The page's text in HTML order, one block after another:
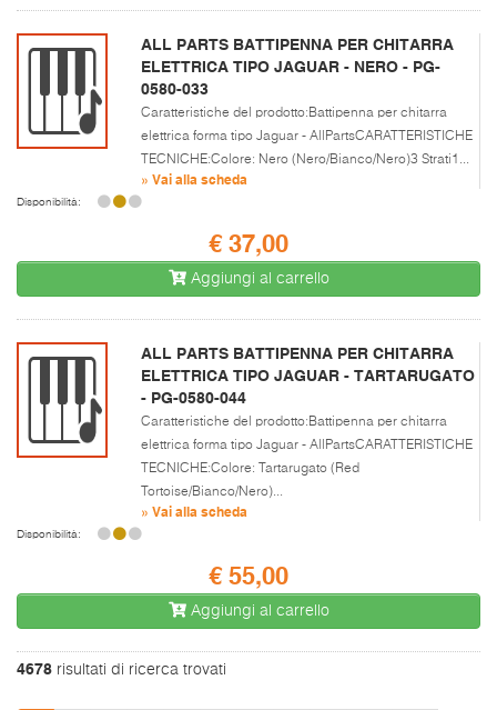
ALL PARTS BATTIPENNA PER CHITARRA
ELETTRICA TIPO JAGUAR - NERO - PG-
0580-033
Caratteristiche del prodotto:Battipenna per chitarra
elettrica forma tipo Jaguar - AllPartsCARATTERISTICHE
TECNICHE:Colore: Nero (Nero/Bianco/Nero)3 Strati1...
» Vai alla scheda
Disponibilità:
€ 37,00
Aggiungi al carrello
ALL PARTS BATTIPENNA PER CHITARRA
ELETTRICA TIPO JAGUAR - TARTARUGATO
- PG-0580-044
Caratteristiche del prodotto:Battipenna per chitarra
elettrica forma tipo Jaguar - AllPartsCARATTERISTICHE
TECNICHE:Colore: Tartarugato (Red
Tortoise/Bianco/Nero)...
» Vai alla scheda
Disponibilità:
€ 55,00
Aggiungi al carrello
4678 risultati di ricerca trovati